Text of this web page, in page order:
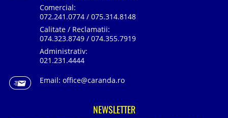
Comercial:
072.241.0774 / 075.314.8148
Calitate / Reclamatii:
074.323.8749 / 074.355.7919
Administrativ:
021.231.4444
Email: office@caranda.ro
NEWSLETTER